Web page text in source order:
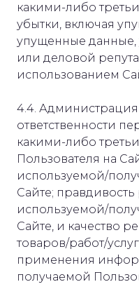
какими-либо
убытки, включая
упущенные данные,
или деловой
использованием
4.4. Администрация
ответственности
какими-либо
Пользователя на
используемой/
Сайте;
используемой/
Сайте, и качество
товаров/работ/
применения
получаемой